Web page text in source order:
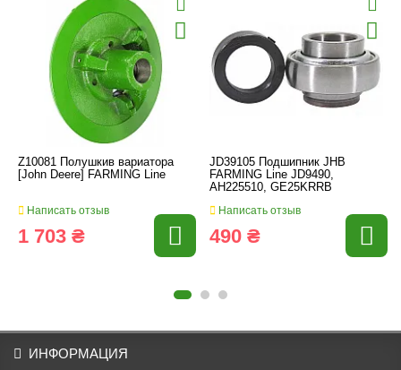
Z10081 Полушкив вариатора
[John Deere] FARMING Line
Написать отзыв
1 703 ₴
JD39105 Подшипник JHB
FARMING Line JD9490,
AH225510, GE25KRRB
Написать отзыв
490 ₴
ИНФОРМАЦИЯ